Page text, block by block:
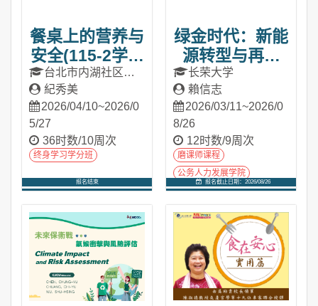
餐桌上的营养与
安全(115-2学分
班-试读)
台北市内湖社区大
学 紀秀美
2026/04/10~2026/0
5/27
36时数/10周次
终身学习学分班
报名结束
绿金时代：新能
源转型与再生
(2026春季班)
长荣大学
賴信志
2026/03/11~2026/0
8/26
12时数/9周次
磨课师课程
公务人力发展学院
报名截止日期：2026/08/26